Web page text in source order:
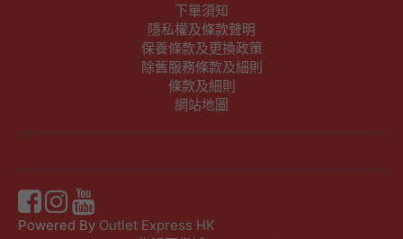
下單須知
隱私權及條款聲明
保養條款及更換政策
除舊服務條款及細則
條款及細則
網站地圖
Powered By Outlet Express HK